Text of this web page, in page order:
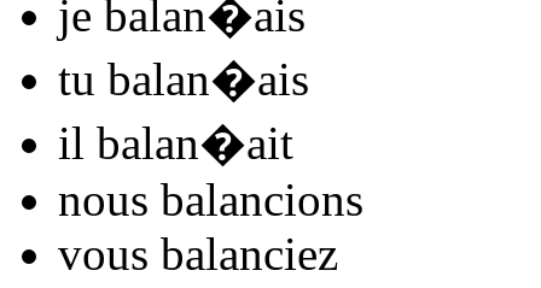
je balan�ais
tu balan�ais
il balan�ait
nous balancions
vous balanciez